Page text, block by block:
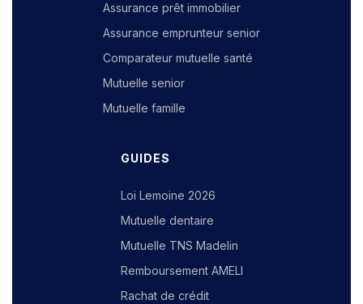
Assurance prêt immobilier
Assurance emprunteur senior
Comparateur mutuelle santé
Mutuelle senior
Mutuelle famille
GUIDES
Loi Lemoine 2026
Mutuelle dentaire
Mutuelle TNS Madelin
Remboursement AMELI
Rachat de crédit